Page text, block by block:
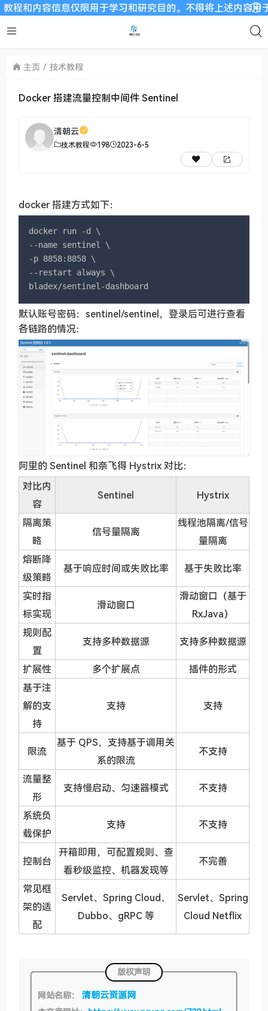
和内容信息仅限用于学习和研究目的。不得将上述内容用
主页 技术教程
Docker 搭建流量控制中间件 Sentinel
清朝云
技术教程 198 2023-6-5
docker 搭建方式如下：
docker run -d \
--name sentinel \
-p 8858:8858 \
--restart always \
bladex/sentinel-dashboard
默认账号密码：sentinel/sentinel，登录后可进行查看
各链路的情况：
阿里的 Sentinel 和奈飞得 Hystrix 对比：
对比内
容
Sentinel Hystrix
隔离策
略
信号量隔离
线程池隔离/信号
量隔离
熔断降
级策略
基于响应时间或失败比率 基于失败比率
实时指
标实现
滑动窗口
滑动窗口（基于
RxJava）
规则配
置
支持多种数据源 支持多种数据源
扩展性 多个扩展点
插件的形式
基于注
解的支
持
支持 支持
限流
基于 QPS，支持基于调用关
系的限流
不支持
流量整
形
支持慢启动、匀速器模式 不支持
系统负
载保护
支持 不支持
控制台
开箱即用，可配置规则、查
看秒级监控、机器发现等
不完善
常见框
架的适
配
Servlet、Spring Cloud、
Dubbo、gRPC 等
Servlet、Spring
Cloud Netflix
版权声明
网站名称： 清朝云资源网